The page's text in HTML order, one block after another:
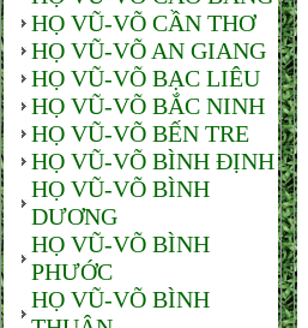
HỌ VŨ-VÕ CẦN THƠ
HỌ VŨ-VÕ AN GIANG
HỌ VŨ-VÕ BẠC LIÊU
HỌ VŨ-VÕ BẮC NINH
HỌ VŨ-VÕ BẾN TRE
HỌ VŨ-VÕ BÌNH ĐỊNH
HỌ VŨ-VÕ BÌNH
DƯƠNG
HỌ VŨ-VÕ BÌNH
PHƯỚC
HỌ VŨ-VÕ BÌNH